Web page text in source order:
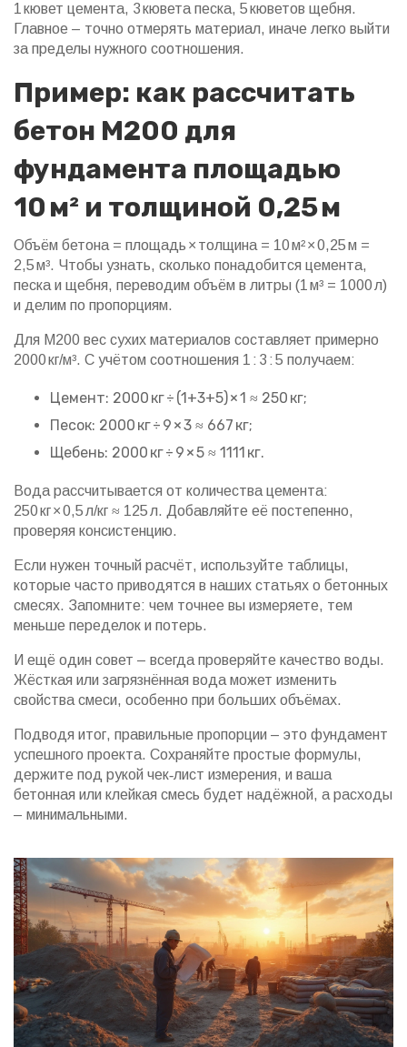
1 кювет цемента, 3 кювета песка, 5 кюветов щебня.
Главное – точно отмерять материал, иначе легко выйти
за пределы нужного соотношения.
Пример: как рассчитать
бетон М200 для
фундамента площадью
10 м² и толщиной 0,25 м
Объём бетона = площадь × толщина = 10 м² × 0,25 м =
2,5 м³. Чтобы узнать, сколько понадобится цемента,
песка и щебня, переводим объём в литры (1 м³ = 1000 л)
и делим по пропорциям.
Для М200 вес сухих материалов составляет примерно
2000 кг/м³. С учётом соотношения 1 : 3 : 5 получаем:
Цемент: 2000 кг ÷ (1+3+5) × 1 ≈ 250 кг;
Песок: 2000 кг ÷ 9 × 3 ≈ 667 кг;
Щебень: 2000 кг ÷ 9 × 5 ≈ 1111 кг.
Вода рассчитывается от количества цемента:
250 кг × 0,5 л/кг ≈ 125 л. Добавляйте её постепенно,
проверяя консистенцию.
Если нужен точный расчёт, используйте таблицы,
которые часто приводятся в наших статьях о бетонных
смесях. Запомните: чем точнее вы измеряете, тем
меньше переделок и потерь.
И ещё один совет – всегда проверяйте качество воды.
Жёсткая или загрязнённая вода может изменить
свойства смеси, особенно при больших объёмах.
Подводя итог, правильные пропорции – это фундамент
успешного проекта. Сохраняйте простые формулы,
держите под рукой чек‑лист измерения, и ваша
бетонная или клейкая смесь будет надёжной, а расходы
– минимальными.